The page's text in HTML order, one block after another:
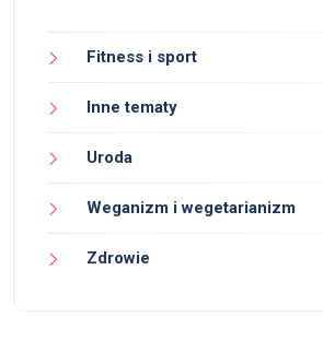
Fitness i sport
Inne tematy
Uroda
Weganizm i wegetarianizm
Zdrowie